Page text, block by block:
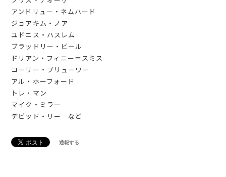
アンドリュー・ネムハード
ジョアキム・ノア
ユドニス・ハスレム
ブラッドリー・ビール
ドリアン・フィニー＝スミス
コーリー・ブリューワー
アル・ホーフォード
トレ・マン
マイク・ミラー
デビッド・リー など
通報する